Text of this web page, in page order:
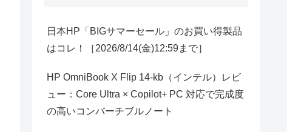
日本HP「BIGサマーセール」のお買い得製品
はコレ！［2026/8/14(金)12:59まで］
HP OmniBook X Flip 14-kb（インテル）レビ
ュー：Core Ultra × Copilot+ PC 対応で完成度
の高いコンバーチブルノート